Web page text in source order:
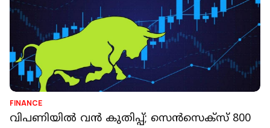
FINANCE
വിപണിയിൽ വൻ കുതിപ്പ്; സെൻസെക്സ് 800